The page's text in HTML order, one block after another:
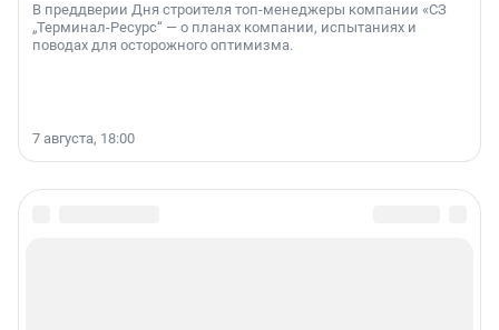
В преддверии Дня строителя топ-менеджеры компании «СЗ
„Терминал-Ресурс“ — о планах компании, испытаниях и
поводах для осторожного оптимизма.
7 августа, 18:00